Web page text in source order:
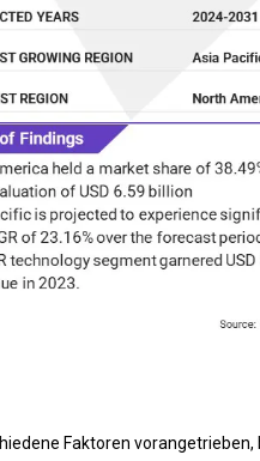
Faktoren vorangetrieben,